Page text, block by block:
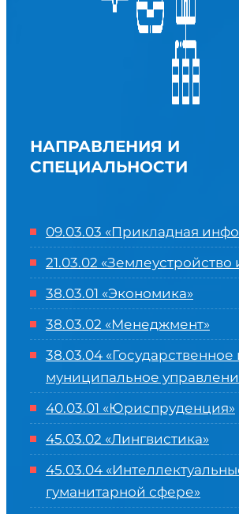
НАПРАВЛЕНИЯ И
СПЕЦИАЛЬНОСТИ
09.03.03 «Прикладная
21.03.02 «Землеустройство
38.03.01 «Экономика»
38.03.02 «Менеджмент»
38.03.04 «Государственное
муниципальное
40.03.01 «Юриспруденция»
45.03.02 «Лингвистика»
45.03.04 «
гуманитарной сфере»